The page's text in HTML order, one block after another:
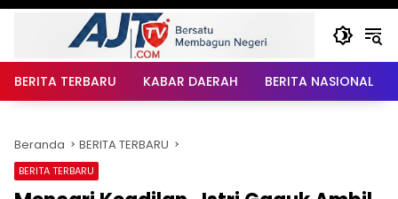
BERITA TERBARU KABAR DAERAH BERITA NASIONAL
Beranda BERITA TERBARU
BERITA TERBARU